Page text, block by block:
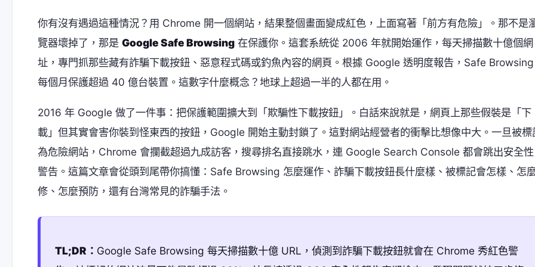
你有沒有遇過這種情況？用 Chrome 開一個網站，結果整個畫面變成紅色，上面寫著「前方有危險」。那不是
覽器壞掉了，那是 Google Safe Browsing 在保護你。這套系統從 2006 年就開始運作，每天掃描數十億個網
址，專門抓那些藏有詐騙下載按鈕、惡意程式碼或釣魚內容的網頁。根據 Google 透明度報告，Safe Browsing
每個月保護超過 40 億台裝置。這數字什麼概念？地球上超過一半的人都在用。
2016 年 Google 做了一件事：把保護範圍擴大到「欺騙性下載按鈕」。白話來說就是，網頁上那些假裝是「下
載」但其實會害你裝到怪東西的按鈕，Google 開始主動封鎖了。這對網站經營者的衝擊比想像中大。一旦被標
為危險網站，Chrome 會攔截超過九成訪客，搜尋排名直接跳水，連 Google Search Console 都會跳出安全性
警告。這篇文章會從頭到尾帶你搞懂：Safe Browsing 怎麼運作、詐騙下載按鈕長什麼樣、被標記會怎樣、怎
修、怎麼預防，還有台灣常見的詐騙手法。
TL;DR： Google Safe Browsing 每天掃描數十億 URL，偵測到詐騙下載按鈕就會在 Chrome 秀紅色警